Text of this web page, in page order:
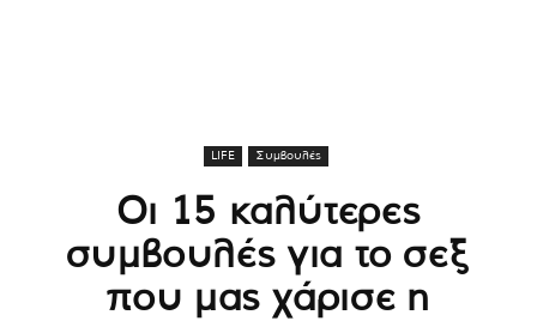
LIFE Συμβουλές
Οι 15 καλύτερες
συμβουλές για το σεξ
που μας χάρισε η